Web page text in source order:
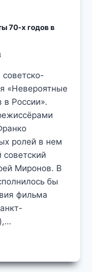
70-х годов в
советско-
«Невероятные
в России».
ролей в нем
Миронов. В
бы
фильма